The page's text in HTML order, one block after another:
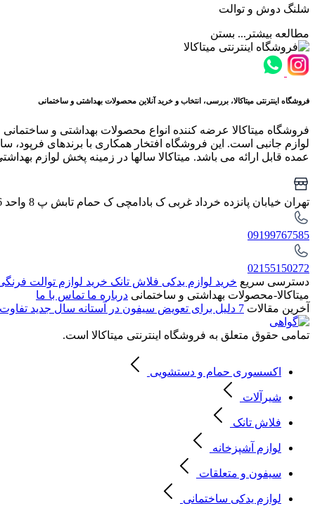
شلنگ دوش و توالت
مطالعه بیشتر... بستن
فروشگاه اینترنتی میتاکالا، بررسی، انتخاب و خرید آنلاین محصولات بهداشتی و ساختمانی
فروشگاه میتاکالا عرضه کننده انواع محصولات بهداشتی و
لوازم جانبی است. این فروشگاه افتخار همکاری با برندهای فرپود،
عمده قابل ارائه می باشد. میتاکالا سالها در زمینه پخش لوازم
تهران خیابان پانزده خرداد غربی ک بادامچی ک حمام تابش پ 8 واحد 6
09199767585
02155150272
دسترسی سریع خرید لوازم یدکی فلاش تانک خرید لوازم توالت
میتاکالا-محصولات بهداشتی و ساختمانی درباره ما تماس با ما
آخرین مقالات 7 دلیل برای تعویض سیفون در آستانه سال جدید
تمامی حقوق متعلق به فروشگاه اینترنتی میتاکالا است.
اکسسوری حمام و دستشویی
شیرآلات
فلاش تانک
لوازم آشپزخانه
سیفون و متعلقات
لوازم یدکی ساختمانی